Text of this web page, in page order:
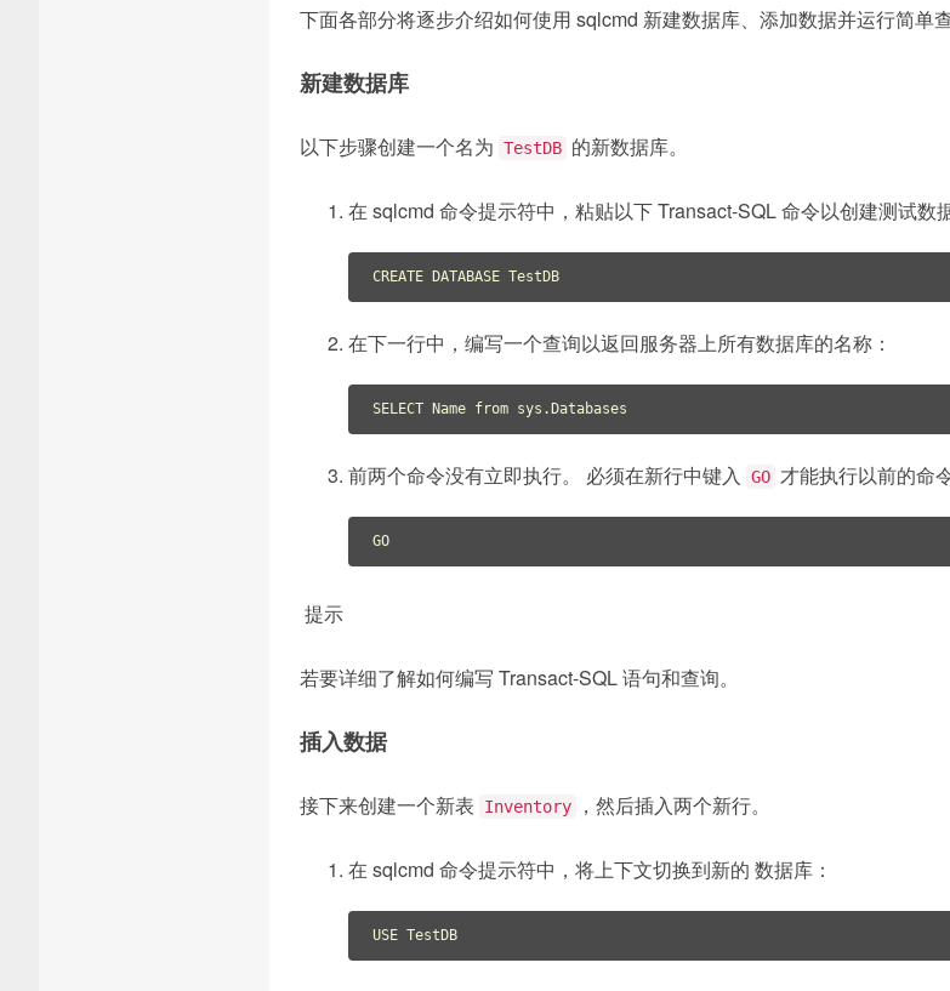
下面各部分将逐步介绍如何使用 sqlcmd 新建数据库、添加数据并运行简单查
新建数据库
以下步骤创建一个名为 TestDB 的新数据库。
在 sqlcmd 命令提示符中，粘贴以下 Transact-SQL 命令以创建测试数
CREATE DATABASE
在下一行中，编写一个查询以返回服务器上所有数据库的名称：
SELECT Name from
前两个命令没有立即执行。 必须在新行中键入 GO 才能执行以前的命
提示
若要详细了解如何编写 Transact-SQL 语句和查询。
插入数据
接下来创建一个新表 Inventory ，然后插入两个新行。
在 sqlcmd 命令提示符中，将上下文切换到新的 数据库：
USE